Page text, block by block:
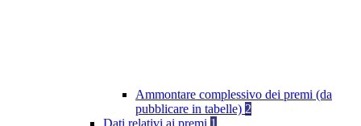
Ammontare complessivo dei premi (da
pubblicare in tabelle) 2